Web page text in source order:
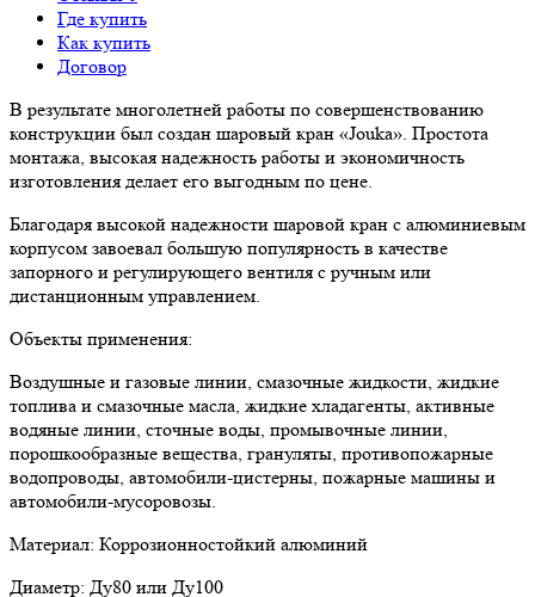
Где купить
Как купить
Договор
В результате многолетней работы по совершенствованию
конструкции был создан шаровый кран «Jouka». Простота
монтажа, высокая надежность работы и экономичность
изготовления делает его выгодным по цене.
Благодаря высокой надежности шаровой кран с алюминиевым
корпусом завоевал большую популярность в качестве
запорного и регулирующего вентиля с ручным или
дистанционным управлением.
Объекты применения:
Воздушные и газовые линии, смазочные жидкости, жидкие
топлива и смазочные масла, жидкие хладагенты, активные
водяные линии, сточные воды, промывочные линии,
порошкообразные вещества, грануляты, противопожарные
водопроводы, автомобили-цистерны, пожарные машины и
автомобили-муcоровозы.
Материал: Коррозионностойкий алюминий
Диаметр: Ду80 или Ду100